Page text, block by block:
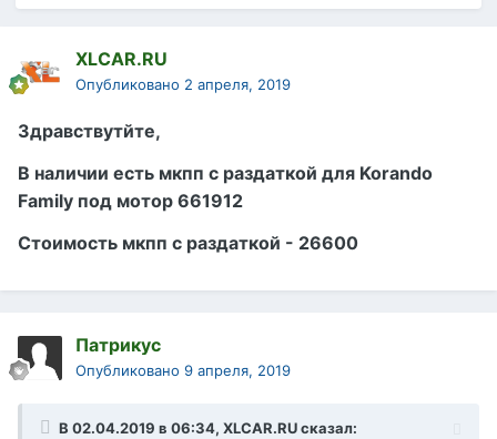
XLCAR.RU
Опубликовано 2 апреля, 2019
Здравствутйте,
В наличии есть мкпп с раздаткой для Korando
Family под мотор 661912
Стоимость мкпп с раздаткой - 26600
Патрикус
Опубликовано 9 апреля, 2019
В 02.04.2019 в 06:34, XLCAR.RUсказал: